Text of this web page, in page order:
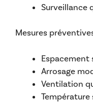
Surveillance
Mesures
Arrosage
Ventilation
Température